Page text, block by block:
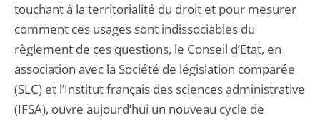
touchant à la territorialité du droit et pour mesurer
comment ces usages sont indissociables du
règlement de ces questions, le Conseil d’Etat, en
association avec la Société de législation comparée
(SLC) et l’Institut français des sciences administrative
(IFSA), ouvre aujourd’hui un nouveau cycle de